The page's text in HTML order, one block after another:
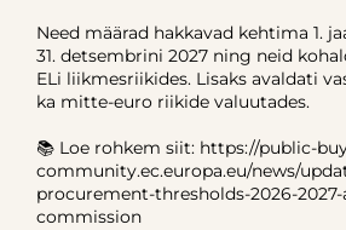
Need määrad hakkavad kehtima 1.
31. detsembrini 2027 ning neid
ELi liikmesriikides. Lisaks avaldati
ka mitte-euro riikide valuutades.
📚 Loe rohkem siit: https://public-
community.ec.europa.eu/news/
procurement-thresholds-2026-
commission